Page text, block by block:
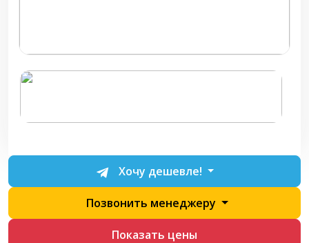
Хочу дешевле!
Позвонить менеджеру
Показать цены